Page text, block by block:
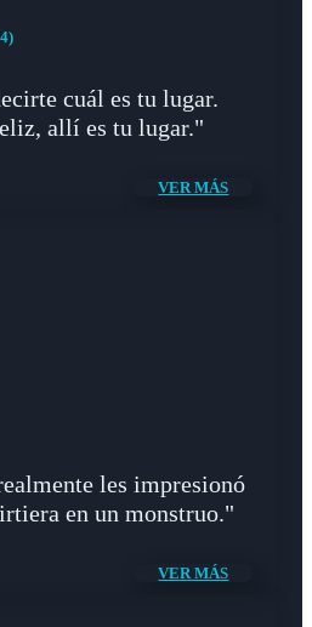
cuál es tu lugar.
allí es tu lugar."
VER MÁS
les impresionó
en un monstruo."
VER MÁS